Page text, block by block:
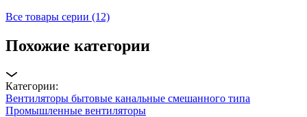
Все товары серии (12)
Похожие категории
Категории:
Вентиляторы бытовые канальные смешанного типа
Промышленные вентиляторы